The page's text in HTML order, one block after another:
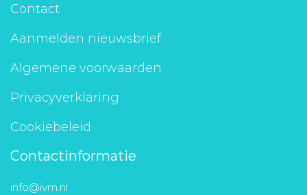
Contact
Aanmelden nieuwsbrief
Algemene voorwaarden
Privacyverklaring
Cookiebeleid
Contactinformatie
info@ivm.nl